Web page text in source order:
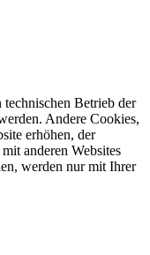
Betrieb der
Andere Cookies,
erhöhen, der
anderen Websites
werden nur mit Ihrer